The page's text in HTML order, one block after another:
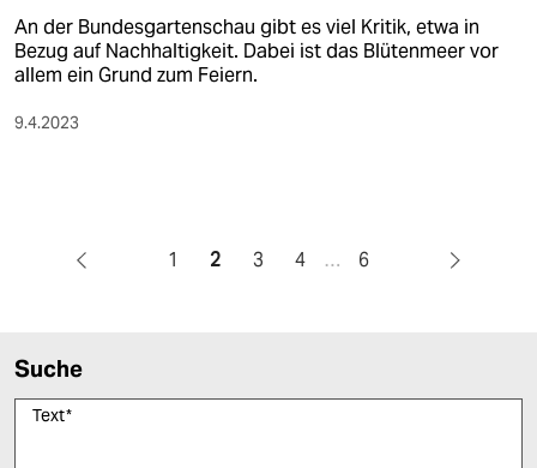
An der Bundesgartenschau gibt es viel Kritik, etwa in
Bezug auf Nachhaltigkeit. Dabei ist das Blütenmeer vor
allem ein Grund zum Feiern.
9.4.2023
1 2 3 4 … 6
Suche
Text*